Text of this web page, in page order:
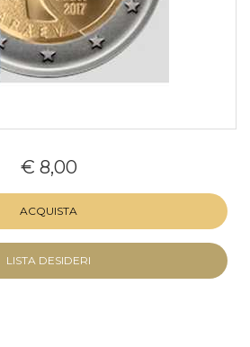
€ 8,00
ACQUISTA
LISTA DESIDERI